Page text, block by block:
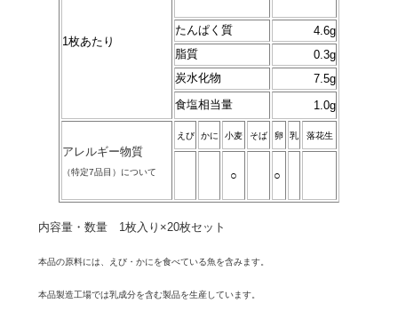
1枚あたり
たんぱく質
4.6g
脂質
0.3g
炭水化物
7.5g
食塩相当量
1.0g
アレルギー物質
（特定7品目）について
えび かに 小麦 そば 卵 乳 落花生
○ ○
内容量・数量 1枚入り×20枚セット
本品の原料には、えび・かにを食べている魚を含みます。
本品製造工場では乳成分を含む製品を生産しています。